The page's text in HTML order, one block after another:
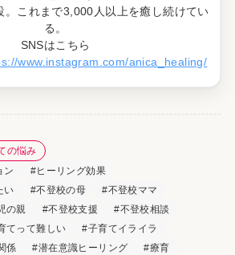
。これまで3,000人以上を癒し続けてい
る。
SNSはこちら
www.instagram.com/anica_healing/
の悩み
ン
#ヒーリング効果
い
#不登校の母
#不登校ママ
の親 #不登校支援
#不登校相談
てって難しい
#子育てイライラ
係 #潜在意識ヒーリング
#療育